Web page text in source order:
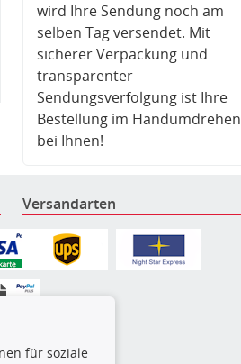
wird Ihre Sendung noch am
selben Tag versendet. Mit
sicherer Verpackung und
transparenter
Sendungsverfolgung ist Ihre
Bestellung im Handumdrehen
bei Ihnen!
Versandarten
für soziale